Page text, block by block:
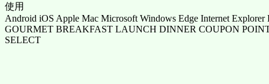
使用
Android iOS Apple Mac Microsoft Windows Edge Internet Explorer
GOURMET BREAKFAST LAUNCH DINNER COUPON
SELECT